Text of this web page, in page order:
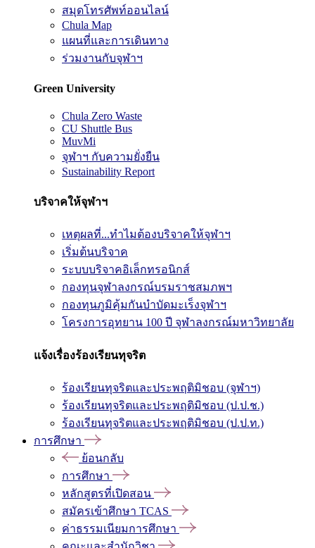
สมุดโทรศัพท์ออนไลน์
Chula Map
แผนที่และการเดินทาง
ร่วมงานกับจุฬาฯ
Green University
Chula Zero Waste
CU Shuttle Bus
MuvMi
จุฬาฯ กับความยั่งยืน
Sustainability Report
บริจาคให้จุฬาฯ
เหตุผลที่...ทำไมต้องบริจาคให้จุฬาฯ
เริ่มต้นบริจาค
ระบบบริจาคอิเล็กทรอนิกส์
กองทุนจุฬาลงกรณ์บรมราชสมภพฯ
กองทุนภูมิคุ้มกันบำบัดมะเร็งจุฬาฯ
โครงการอุทยาน 100 ปี จุฬาลงกรณ์มหาวิทยาลัย
แจ้งเรื่องร้องเรียนทุจริต
ร้องเรียนทุจริตและประพฤติมิชอบ (จุฬาฯ)
ร้องเรียนทุจริตและประพฤติมิชอบ (ป.ป.ช.)
ร้องเรียนทุจริตและประพฤติมิชอบ (ป.ป.ท.)
การศึกษา
ย้อนกลับ
การศึกษา
หลักสูตรที่เปิดสอน
สมัครเข้าศึกษา TCAS
ค่าธรรมเนียมการศึกษา